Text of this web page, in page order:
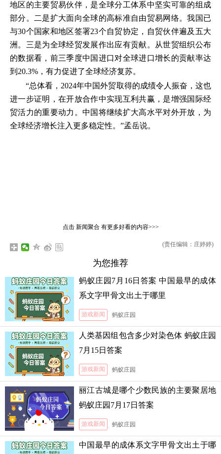
地区的主要贸易伙伴，是全球分工体系中坚实可靠的组成
部分。二是扩大面向全球的高标准自由贸易网络。我国已
与30个国家和地区签署23个自贸协定，自贸伙伴遍及五大
洲。三是为全球经贸发展作出应有贡献。从世贸组织公布
的数据看，前三季度中国进口对全球进口增长的贡献率达
到20.3%，有力促进了全球经济复苏。
“总体看，2024年中国外贸取得的成绩令人振奋，这也
进一步证明，在开放合作中实现互利共赢，是增强国际经
贸活力的重要动力。中国将继续扩大高水平对外开放，为
全球经济增长注入更多稳定性。”孟岳说。
点击 新闻聚合有更多好看的内容>>>
(责任编辑：庄婷婷)
为您推荐
蚂蚁庄园7月16日答案 中国最早的成体
系文字甲骨文出土于哪里
游戏新闻 蚂蚁庄园
人类基因组包含多少对染色体 蚂蚁庄园
7月15日答案
游戏新闻 蚂蚁庄园
丽江古城是哪个少数民族的主要聚居地
蚂蚁庄园7月17日答案
游戏新闻 蚂蚁庄园
中国最早的成体系文字甲骨文出土于哪